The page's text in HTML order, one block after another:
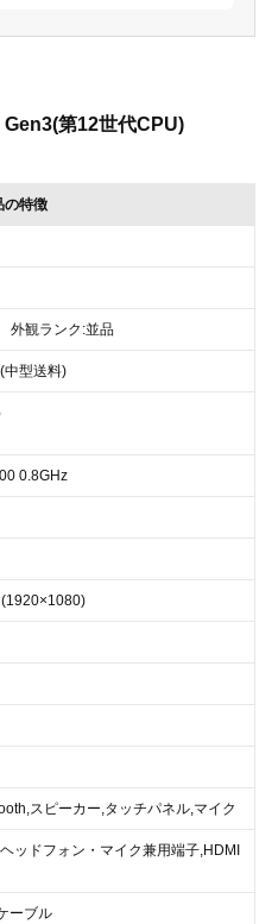
第12世代CPU)
の特徴
外観ランク:並品
型送料)
0.8GHz
スピーカー,タッチパネル,マイク
ッドフォン・マイク兼用端子,HDMI
ーブル